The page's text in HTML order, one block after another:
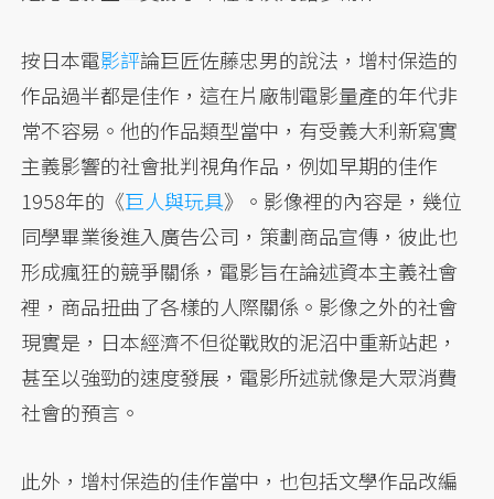
按日本電影評論巨匠佐藤忠男的說法，增村保造的
作品過半都是佳作，這在片廠制電影量產的年代非
常不容易。他的作品類型當中，有受義大利新寫實
主義影響的社會批判視角作品，例如早期的佳作
1958年的《巨人與玩具》。影像裡的內容是，幾位
同學畢業後進入廣告公司，策劃商品宣傳，彼此也
形成瘋狂的競爭關係，電影旨在論述資本主義社會
裡，商品扭曲了各樣的人際關係。影像之外的社會
現實是，日本經濟不但從戰敗的泥沼中重新站起，
甚至以強勁的速度發展，電影所述就像是大眾消費
社會的預言。
此外，增村保造的佳作當中，也包括文學作品改編